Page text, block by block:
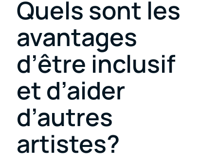
Quels sont les
avantages
d’être inclusif
et d’aider
d’autres
artistes?